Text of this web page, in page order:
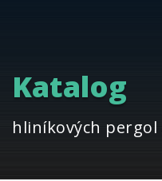
Katalog
hliníkových